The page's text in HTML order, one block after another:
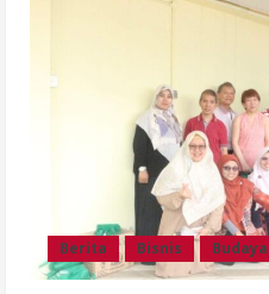
Berita Bisnis Budaya